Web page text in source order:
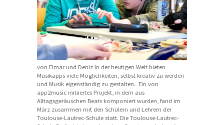
von Elmar und Deniz In der heutigen Welt bieten
Musikapps viele Möglichkeiten, selbst kreativ zu werden
und Musik eigenständig zu gestalten. Ein von
app2music initiiertes Projekt, in dem aus
Alltagsgeräuschen Beats komponiert wurden, fand im
März zusammen mit den Schülern und Lehrern der
Toulouse-Lautrec-Schule statt. Die Toulouse-Lautrec-